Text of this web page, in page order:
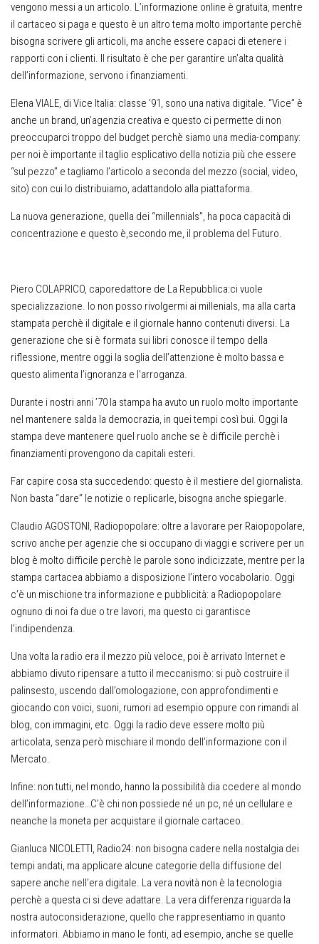
vengono messi a un articolo. L’informazione online è gratuita, mentre
il cartaceo si paga e questo è un altro tema molto importante perchè
bisogna scrivere gli articoli, ma anche essere capaci di etenere i
rapporti con i clienti. Il risultato è che per garantire un’alta qualità
dell’informazione, servono i finanziamenti.
Elena VIALE, di Vice Italia: classe ’91, sono una nativa digitale. “Vice” è
anche un brand, un’agenzia creativa e questo ci permette di non
preoccuparci troppo del budget perchè siamo una media-company:
per noi è importante il taglio esplicativo della notizia più che essere
“sul pezzo” e tagliamo l’articolo a seconda del mezzo (social, video,
sito) con cui lo distribuiamo, adattandolo alla piattaforma.
La nuova generazione, quella dei “millennials”, ha poca capacità di
concentrazione e questo è,secondo me, il problema del Futuro.
Piero COLAPRICO, caporedattore de La Repubblica:ci vuole
specializzazione. Io non posso rivolgermi ai millenials, ma alla carta
stampata perchè il digitale e il giornale hanno contenuti diversi. La
generazione che si è formata sui libri conosce il tempo della
riflessione, mentre oggi la soglia dell’attenzione è molto bassa e
questo alimenta l’ignoranza e l’arroganza.
Durante i nostri anni ’70 la stampa ha avuto un ruolo molto importante
nel mantenere salda la democrazia, in quei tempi così bui. Oggi la
stampa deve mantenere quel ruolo anche se è difficile perchè i
finanziamenti provengono da capitali esteri.
Far capire cosa sta succedendo: questo è il mestiere del giornalista.
Non basta “dare” le notizie o replicarle, bisogna anche spiegarle.
Claudio AGOSTONI, Radiopopolare: oltre a lavorare per Raiopopolare,
scrivo anche per agenzie che si occupano di viaggi e scrivere per un
blog è molto difficile perchè le parole sono indicizzate, mentre per la
stampa cartacea abbiamo a disposizione l’intero vocabolario. Oggi
c’è un mischione tra informazione e pubblicità: a Radiopopolare
ognuno di noi fa due o tre lavori, ma questo ci garantisce
l’indipendenza.
Una volta la radio era il mezzo più veloce, poi è arrivato Internet e
abbiamo divuto ripensare a tutto il meccanismo: si può costruire il
palinsesto, uscendo dall’omologazione, con approfondimenti e
giocando con voici, suoni, rumori ad esempio oppure con rimandi al
blog, con immagini, etc. Oggi la radio deve essere molto più
articolata, senza però mischiare il mondo dell’informazione con il
Mercato.
Infine: non tutti, nel mondo, hanno la possibilità dia ccedere al mondo
dell’informazione…C’è chi non possiede né un pc, né un cellulare e
neanche la moneta per acquistare il giornale cartaceo.
Gianluca NICOLETTI, Radio24: non bisogna cadere nella nostalgia dei
tempi andati, ma applicare alcune categorie della diffusione del
sapere anche nell’era digitale. La vera novità non è la tecnologia
perchè a questa ci si deve adattare. La vera differenza riguarda la
nostra autoconsiderazione, quello che rappresentiamo in quanto
informatori. Abbiamo in mano le fonti, ad esempio, anche se quelle